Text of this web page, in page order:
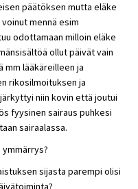
päätöksen mutta eläke
mennä esim
odottamaan milloin eläke
ollut päivät vain
lääkäreilleen ja
rikosilmoituksen ja
niin kovin että joutui
fyysinen sairaus puhkesi
sairaalassa.
sijasta parempi olisi